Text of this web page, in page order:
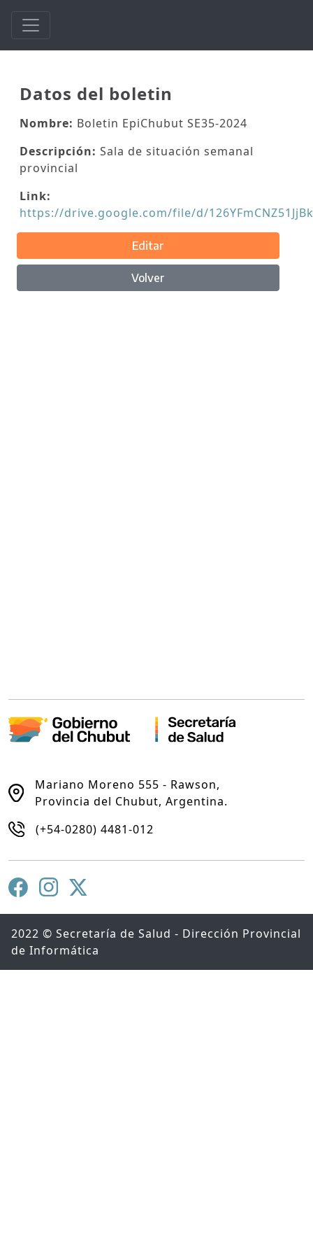
Datos del boletin
Nombre: Boletin EpiChubut SE35-2024
Descripción: Sala de situación semanal
provincial
Link:
https://drive.google.com/file/d/
Editar
Volver
Mariano Moreno 555 - Rawson,
Provincia del Chubut, Argentina.
(+54-0280) 4481-012
2022 © Secretaría de Salud - Dirección Provincial
de Informática